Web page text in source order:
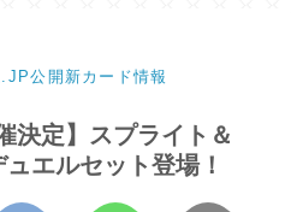
公開新カード情報
決定】スプライト＆
エルセット登場！